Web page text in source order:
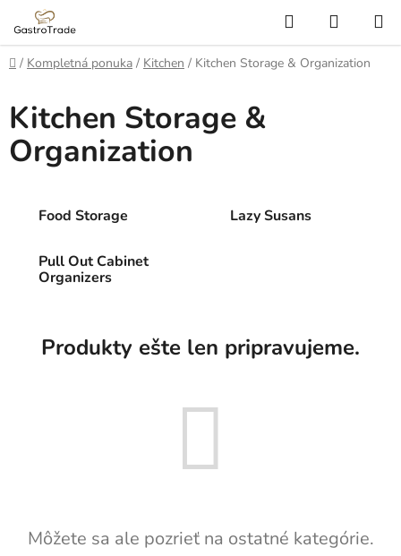
Prejsť
obsah
Hľadať
KOŠÍK
Domov
/ Kompletná ponuka / Kitchen / Kitchen Storage & Organization
Kitchen Storage &
Organization
Food Storage Lazy Susans
Pull Out Cabinet
Organizers
Produkty ešte len pripravujeme.
Môžete sa ale pozrieť na ostatné kategórie.